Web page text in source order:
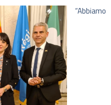
“Abbiamo